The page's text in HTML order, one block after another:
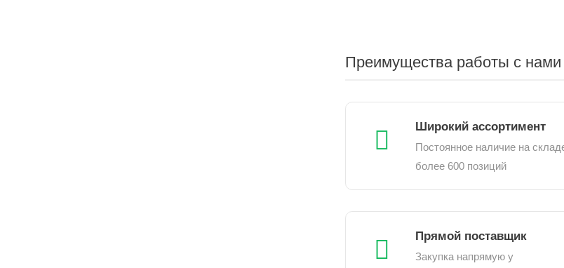
Преимущества работы с нами
Широкий ассортимент
Постоянное наличие на
более 600 позиций
Прямой поставщик
Закупка напрямую у